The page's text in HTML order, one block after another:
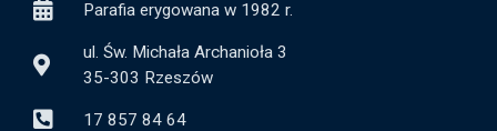
Parafia erygowana w 1982 r.
ul. Św. Michała Archanioła 3
35-303 Rzeszów
17 857 84 64